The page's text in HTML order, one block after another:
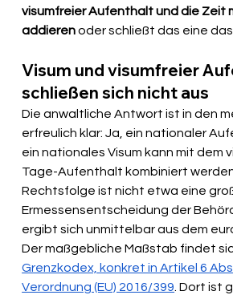
visumfreier Aufenthalt und die Zeit
addieren oder schließt das eine
Visum und visumfreier
schließen sich nicht aus
Die anwaltliche Antwort ist in den
erfreulich klar: Ja, ein nationaler
ein nationales Visum kann mit dem
Tage-Aufenthalt kombiniert
Rechtsfolge ist nicht etwa eine
Ermessensentscheidung der
ergibt sich unmittelbar aus dem
Der maßgebliche Maßstab findet
Grenzkodex, konkret in Artikel 6
Verordnung (EU) 2016/399 . Dort ist